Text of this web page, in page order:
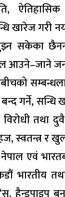
गरी
सकेका
आउने–जाने
गर्ने,
विरोधी
र
एवं
भारतीय